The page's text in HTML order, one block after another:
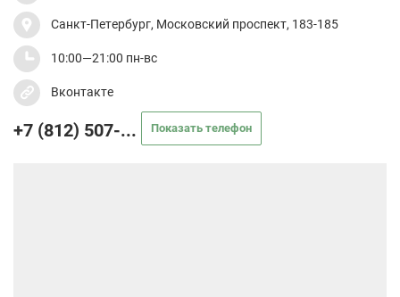
Санкт-Петербург, Московский проспект, 183-185
10:00—21:00 пн-вс
Вконтакте
+7 (812) 507-... Показать телефон